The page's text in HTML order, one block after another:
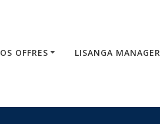
OFFRES LISANGA MANAGER